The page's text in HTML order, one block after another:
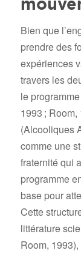
Bien que
prendre des
expériences
travers les
le
1993 ;
(Alcooliques
comme une
fraternité qui
programme
base pour
Cette
littérature
Room,